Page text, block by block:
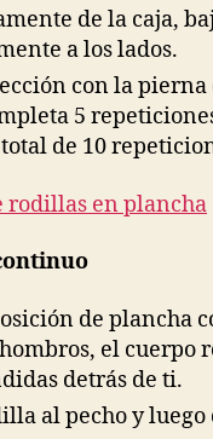
de la caja,
a los lados.
con la pierna
5
de 10
rodillas en plancha
de plancha
el cuerpo
detrás de ti.
al pecho y luego